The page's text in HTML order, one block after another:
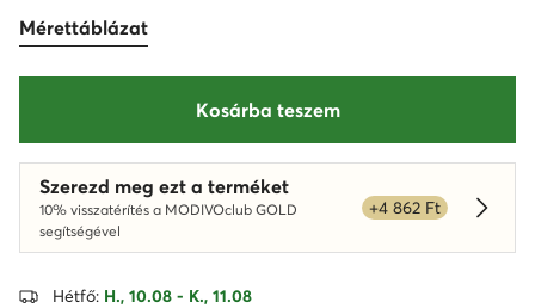
Mérettáblázat
Kosárba teszem
Szerezd meg ezt a terméket
10% visszatérítés a MODIVOclub GOLD
segítségével
+4 862 Ft
Hétfő: H., 10.08 - K., 11.08